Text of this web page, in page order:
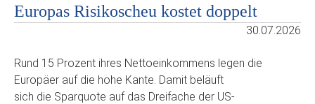
Europas Risikoscheu kostet doppelt
30.07.2026
Rund 15 Prozent ihres Nettoeinkommens legen die
Europäer auf die hohe Kante. Damit beläuft
sich die Sparquote auf das Dreifache der US-